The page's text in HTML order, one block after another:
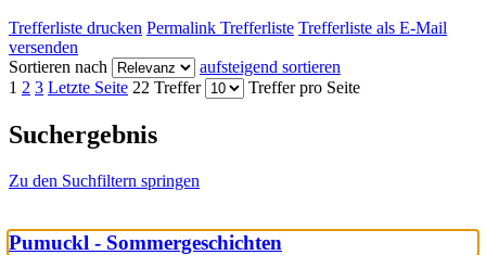
Trefferliste drucken Permalink Trefferliste Trefferliste als E-Mail
versenden
Sortieren nach
aufsteigend sortieren
1 2 3 Letzte Seite 22 Treffer Treffer pro Seite
Suchergebnis
Zu den Suchfiltern springen
Pumuckl - Sommergeschichten